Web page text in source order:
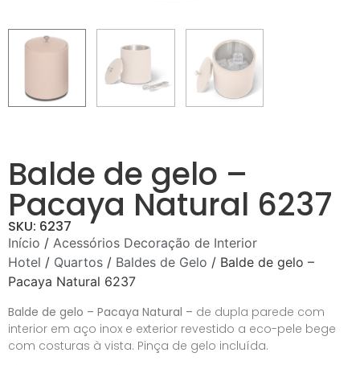
Balde de gelo –
Pacaya Natural 6237
SKU: 6237
Início / Acessórios Decoração de Interior
Hotel / Quartos / Baldes de Gelo / Balde de gelo –
Pacaya Natural 6237
Balde de gelo – Pacaya Natural – de dupla parede com
interior em aço inox e exterior revestido a eco-pele bege
com costuras à vista. Pinça de gelo incluída.